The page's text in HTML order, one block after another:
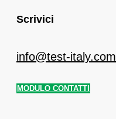
Scrivici
info@test-italy.com
MODULO CONTATTI